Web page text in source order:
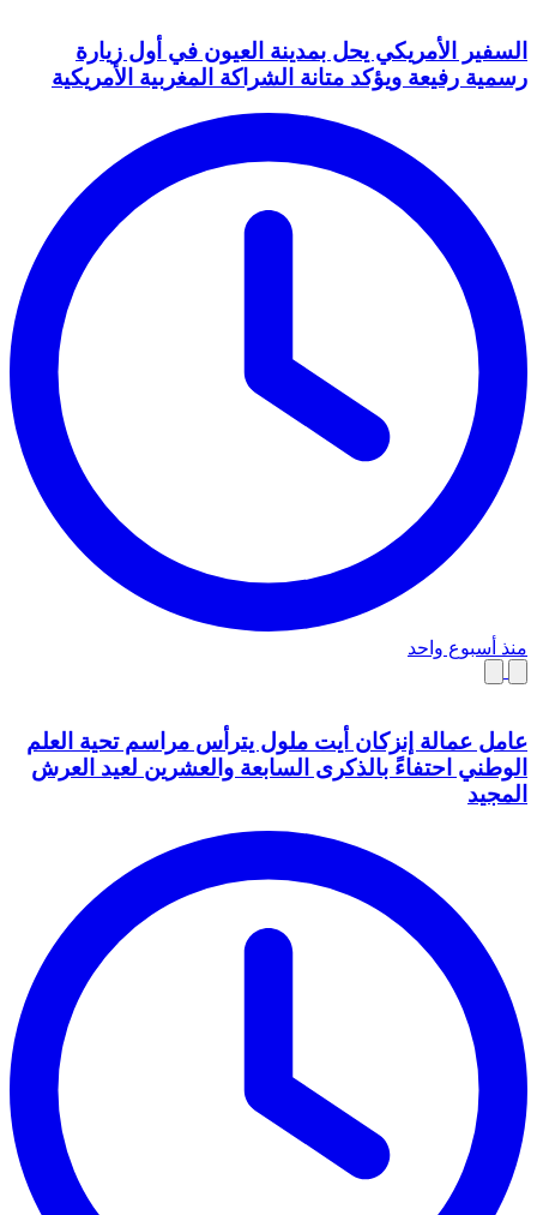
السفير الأمريكي يحل بمدينة العيون في أول زيارة
رسمية رفيعة ويؤكد متانة الشراكة المغربية الأمريكية
منذ أسبوع واحد
عامل عمالة إنزكان أيت ملول يترأس مراسم تحية العلم
الوطني احتفاءً بالذكرى السابعة والعشرين لعيد العرش
المجيد